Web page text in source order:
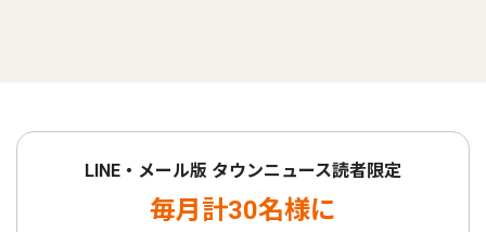
LINE・メール版 タウンニュース読者限定
毎月計30名様に